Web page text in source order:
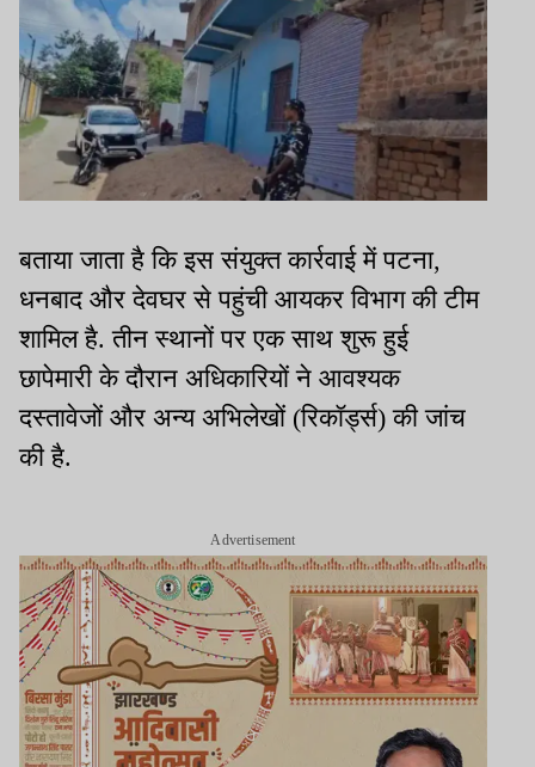
बताया जाता है कि इस संयुक्त कार्रवाई में पटना,
धनबाद और देवघर से पहुंची आयकर विभाग की टीम
शामिल है. तीन स्थानों पर एक साथ शुरू हुई
छापेमारी के दौरान अधिकारियों ने आवश्यक
दस्तावेजों और अन्य अभिलेखों (रिकॉर्ड्स) की जांच
की है.
Advertisement